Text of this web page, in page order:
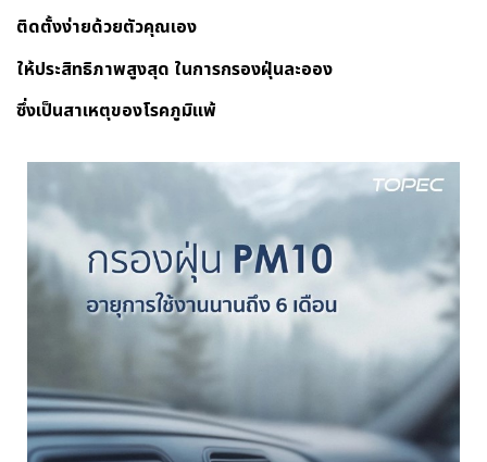
ติดตั้งง่ายด้วยตัวคุณเอง
ให้ประสิทธิภาพสูงสุด ในการกรองฝุ่นละออง
ซึ่งเป็นสาเหตุของโรคภูมิแพ้